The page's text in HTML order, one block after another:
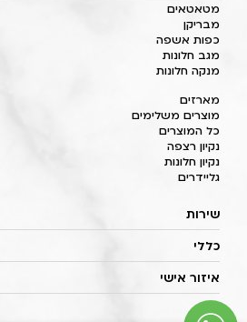
מטאטאים
מבריקן
כפות אשפה
מגב חלונות
מנקה חלונות
מארזים
מוצרים משלימים
כל המוצרים
נקיון רצפה
נקיון חלונות
גליידרים
שירות
כללי
איזור אישי